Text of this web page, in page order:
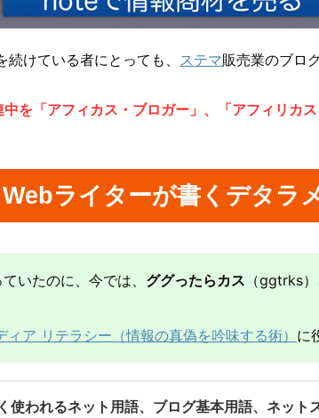
けている者にとっても、 ステマ販売業のブロ
を「アフィカス・ブロガー」、「アフィリカ
ライターが書くデタラ
いたのに、今では、 ググったらカス （ggtrks
ィア リテラシー（情報の真偽を吟味する術） に
使われるネット用語、ブログ基本用語、ネッ